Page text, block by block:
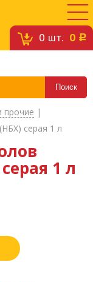
0 шт. 0 c
прочие |
серая 1 л
1 л